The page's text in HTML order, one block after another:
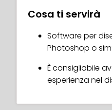
atmosferica a un brief
aspetti pratici del
fondo.
Cosa ti servirà
Software per
Photoshop o
È consigliabile
esperienza nel